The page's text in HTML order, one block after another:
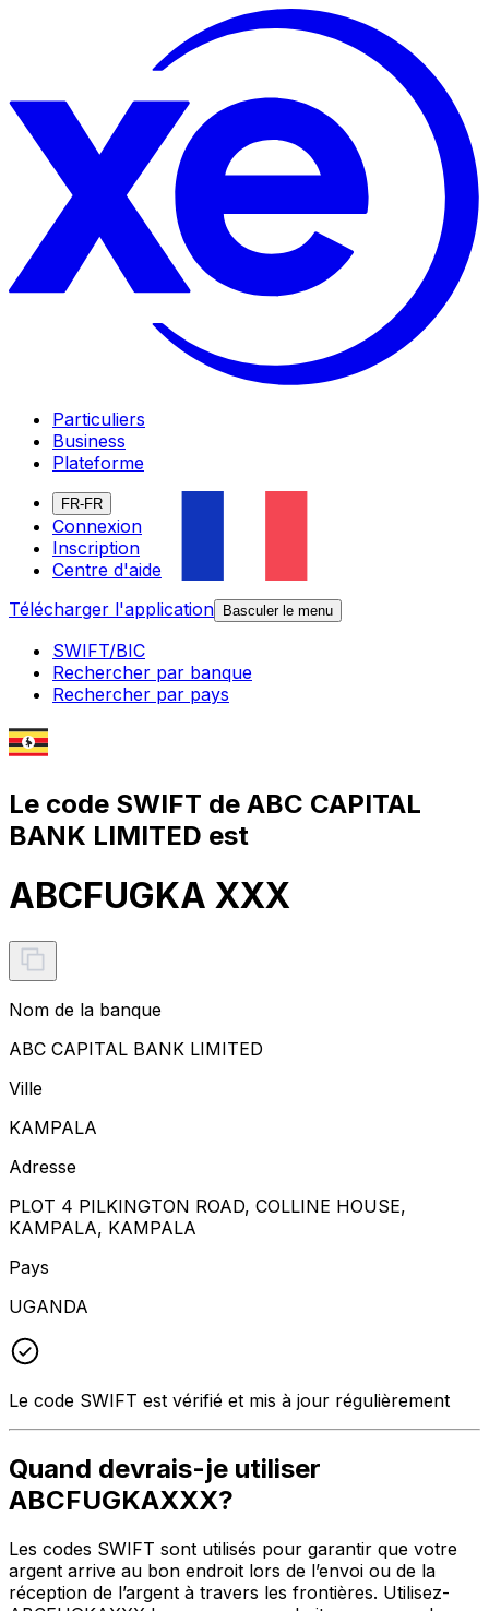
Particuliers
Business
Plateforme
FR-FR
Connexion
Inscription
Centre d'aide
Télécharger l'application
Basculer le menu
SWIFT/BIC
Rechercher par banque
Rechercher par pays
Le code SWIFT de ABC CAPITAL
BANK LIMITED est
ABCFUGKA XXX
Nom de la banque
ABC CAPITAL BANK LIMITED
Ville
KAMPALA
Adresse
PLOT 4 PILKINGTON ROAD, COLLINE HOUSE,
KAMPALA, KAMPALA
Pays
UGANDA
Le code SWIFT est vérifié et mis à jour régulièrement
Quand devrais-je utiliser
ABCFUGKAXXX?
Les codes SWIFT sont utilisés pour garantir que votre
argent arrive au bon endroit lors de l’envoi ou de la
réception de l’argent à travers les frontières. Utilisez-